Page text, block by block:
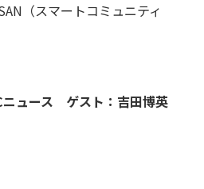
（スマートコミュニティ
ュース ゲスト：吉田博英